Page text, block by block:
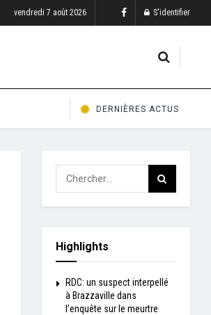
vendredi 7 août 2026 S'identifier
DERNIÈRES ACTUS
Highlights
RDC: un suspect interpellé
à Brazzaville dans
l’enquête sur le meurtre